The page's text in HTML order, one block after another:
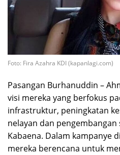
Foto: Fira Azahra KDI (kapanlagi.com)
Pasangan Burhanuddin –
visi mereka yang berfokus
infrastruktur, peningkatan
nelayan dan
Kabaena. Dalam kampanye
mereka berencana untuk